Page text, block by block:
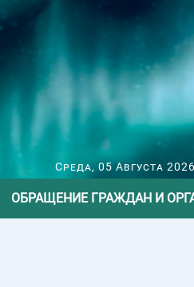
Среда, 05 Августа
ОБРАЩЕНИЕ ГРАЖДАН И